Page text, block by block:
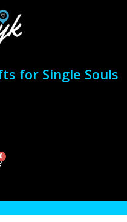
for Single Souls